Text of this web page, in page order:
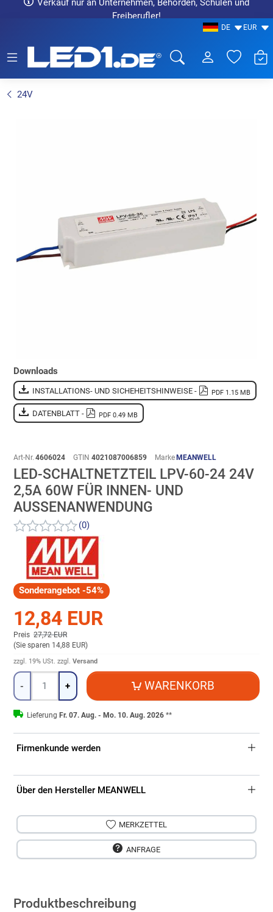
Verkauf nur an Unternehmen, Behörden, Schulen und
Freiberufler!
DE EUR
24V
Downloads
INSTALLATIONS- UND SICHEHEITSHINWEISE - PDF 1.15 MB
DATENBLATT - PDF 0.49 MB
Art-Nr. 4606024 GTIN 4021087006859 Marke MEANWELL
LED-SCHALTNETZTEIL LPV-60-24 24V
2,5A 60W FÜR INNEN- UND
AUSSENANWENDUNG
(0)
Sonderangebot -54%
12,84 EUR
Preis 27,72 EUR
(Sie sparen 14,88 EUR)
zzgl. 19% USt. zzgl. Versand
Menge
- + WARENKORB
Lieferung Fr. 07. Aug. - Mo. 10. Aug. 2026**
Firmenkunde werden
Über den Hersteller MEANWELL
MERKZETTEL
ANFRAGE
Produktbeschreibung